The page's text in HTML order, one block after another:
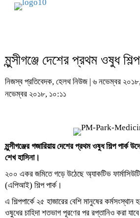
মুন্সীগঞ্জে দেশের প্রথম ওষুধ
নিজস্ব প্রতিবেদক, হেলথ নিউজ | ৬ নভেম্বর
নভেম্বর ২০১৮, ১০:১১
মুন্সীগঞ্জের গজারিয়ায় দেশের প্রথম ওষুধ শিল্প পার্ক
শেখ হাসিনা।
২০০ একর জমিতে গড়ে উঠেছে অ্যাকটিভ
(এপিআই) শিল্প পার্ক।
এ শিল্পপার্কে ২৫ হাজারের বেশি মানুষের
ওষুধের চাহিদা শতভাগ পূরণের পর রপ্তানিও করা